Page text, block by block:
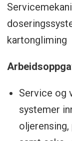
Vi setter
nære
som SKF
DOPAG &
Vår styrke
kartongliming
Service og
systemer